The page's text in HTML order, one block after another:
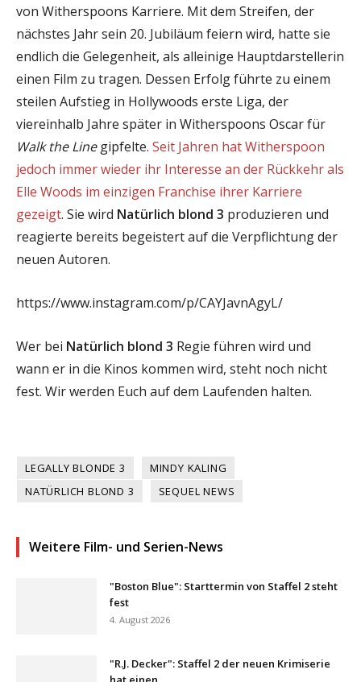
von Witherspoons Karriere. Mit dem Streifen, der
nächstes Jahr sein 20. Jubiläum feiern wird, hatte sie
endlich die Gelegenheit, als alleinige Hauptdarstellerin
einen Film zu tragen. Dessen Erfolg führte zu einem
steilen Aufstieg in Hollywoods erste Liga, der
viereinhalb Jahre später in Witherspoons Oscar für
Walk the Linegipfelte. Seit Jahren hat Witherspoon
jedoch immer wieder ihr Interesse an der Rückkehr als
Elle Woods im einzigen Franchise ihrer Karriere
gezeigt. Sie wird Natürlich blond 3 produzieren und
reagierte bereits begeistert auf die Verpflichtung der
neuen Autoren.
https://www.instagram.com/p/CAYJavnAgyL/
Wer bei Natürlich blond 3 Regie führen wird und
wann er in die Kinos kommen wird, steht noch nicht
fest. Wir werden Euch auf dem Laufenden halten.
LEGALLY BLONDE 3
MINDY KALING
NATÜRLICH BLOND 3
SEQUEL NEWS
Weitere Film- und Serien-News
"Boston Blue": Starttermin von Staffel 2 steht
fest
4. August 2026
"R.J. Decker": Staffel 2 der neuen Krimiserie